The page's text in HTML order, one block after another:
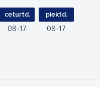
ceturtd.
08 17
piektd.
08 17